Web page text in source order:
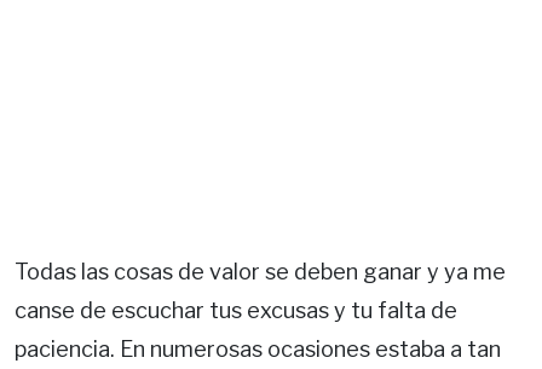
Todas las cosas de valor se deben ganar y ya me
canse de escuchar tus excusas y tu falta de
paciencia. En numerosas ocasiones estaba a tan